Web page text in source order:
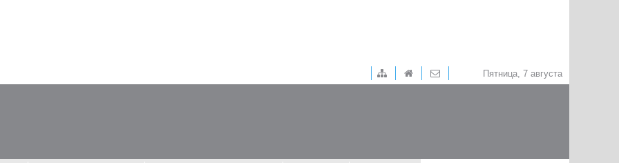
Пятница, 7 августа